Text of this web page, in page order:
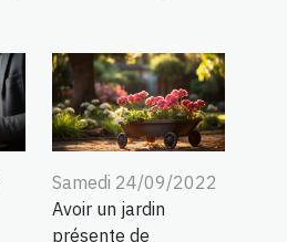
Samedi 24/09/2022
Avoir un jardin
présente de